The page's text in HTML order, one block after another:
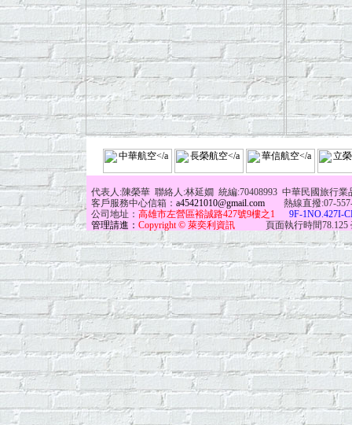
代表人:陳榮華 聯絡人:林延嫺 統編:70408993 中華民國旅行
客戶服務中心信箱： a45421010@gmail.com 熱線直撥:07-557-
公司地址： 高雄市左營區裕誠路427號9樓之1 9F-1NO.427I-
管理請進： Copyright © 萊奕利資訊 頁面執行時